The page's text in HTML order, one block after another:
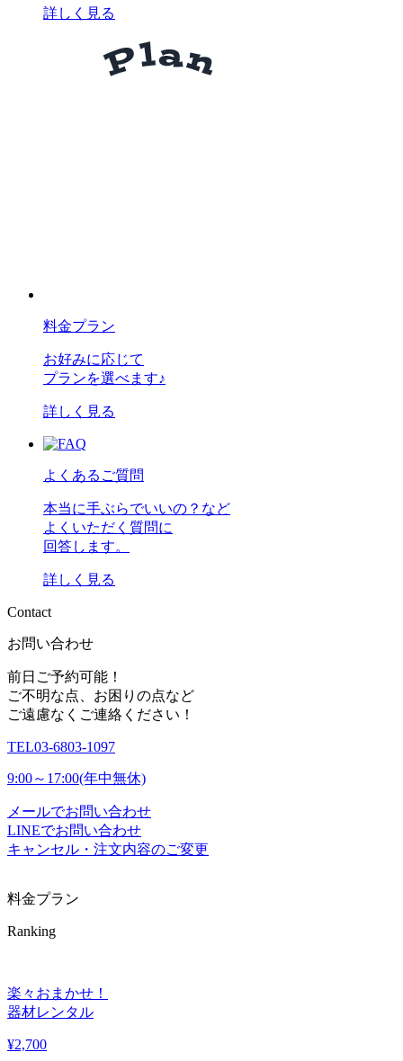
詳しく見る
料金プラン
お好みに応じて
プランを選べます♪
詳しく見る
よくあるご質問
本当に手ぶらでいいの？など
よくいただく質問に
回答します。
詳しく見る
Contact
お問い合わせ
前日ご予約可能！
ご不明な点、お困りの点など
ご遠慮なくご連絡ください！
TEL03-6803-1097
9:00～17:00(年中無休)
メールでお問い合わせ
LINEでお問い合わせ
キャンセル・注文内容のご変更
料金プラン
Ranking
楽々おまかせ！
器材レンタル
¥2,700